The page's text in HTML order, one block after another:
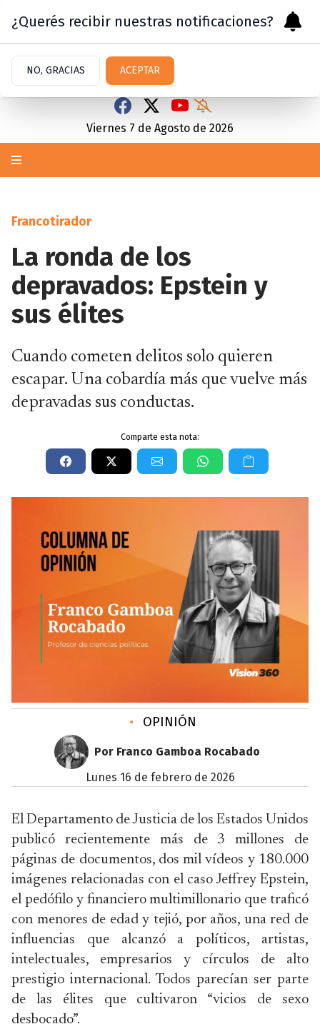
Viernes 7 de Agosto de 2026
Francotirador
La ronda de los
depravados: Epstein y
sus élites
Cuando cometen delitos solo quieren
escapar. Una cobardía más que vuelve más
depravadas sus conductas.
Comparte esta nota:
• OPINIÓN
Por Franco Gamboa Rocabado
lunes 16 de febrero de 2026
El Departamento de Justicia de los Estados Unidos
publicó recientemente más de 3 millones de
páginas de documentos, dos mil vídeos y 180.000
imágenes relacionadas con el caso Jeffrey Epstein,
el pedófilo y financiero multimillonario que traficó
con menores de edad y tejió, por años, una red de
influencias que alcanzó a políticos, artistas,
intelectuales, empresarios y círculos de alto
prestigio internacional. Todos parecían ser parte
de las élites que cultivaron “vicios de sexo
desbocado”.
¿Querés recibir nuestras notificaciones?
NO, GRACIAS ACEPTAR